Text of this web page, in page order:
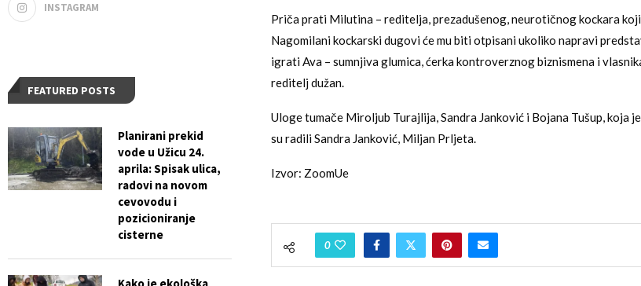
Priča prati Milutina – reditelja, prezadušenog, neurotičnog kockara
Nagomilani kockarski dugovi će mu biti otpisani ukoliko napravi
igrati Ava – sumnjiva glumica, ćerka kontroverznog biznismena i
reditelj dužan.
Uloge tumače Miroljub Turajlija, Sandra Janković i Bojana Tušup, koja
su radili Sandra Janković, Miljan Prljeta.
Izvor: ZoomUe
0
INSTAGRAM
FEATURED POSTS
Planirani prekid
vode u Užicu 24.
aprila: Spisak ulica,
radovi na novom
cevovodu i
pozicioniranje
cisterne